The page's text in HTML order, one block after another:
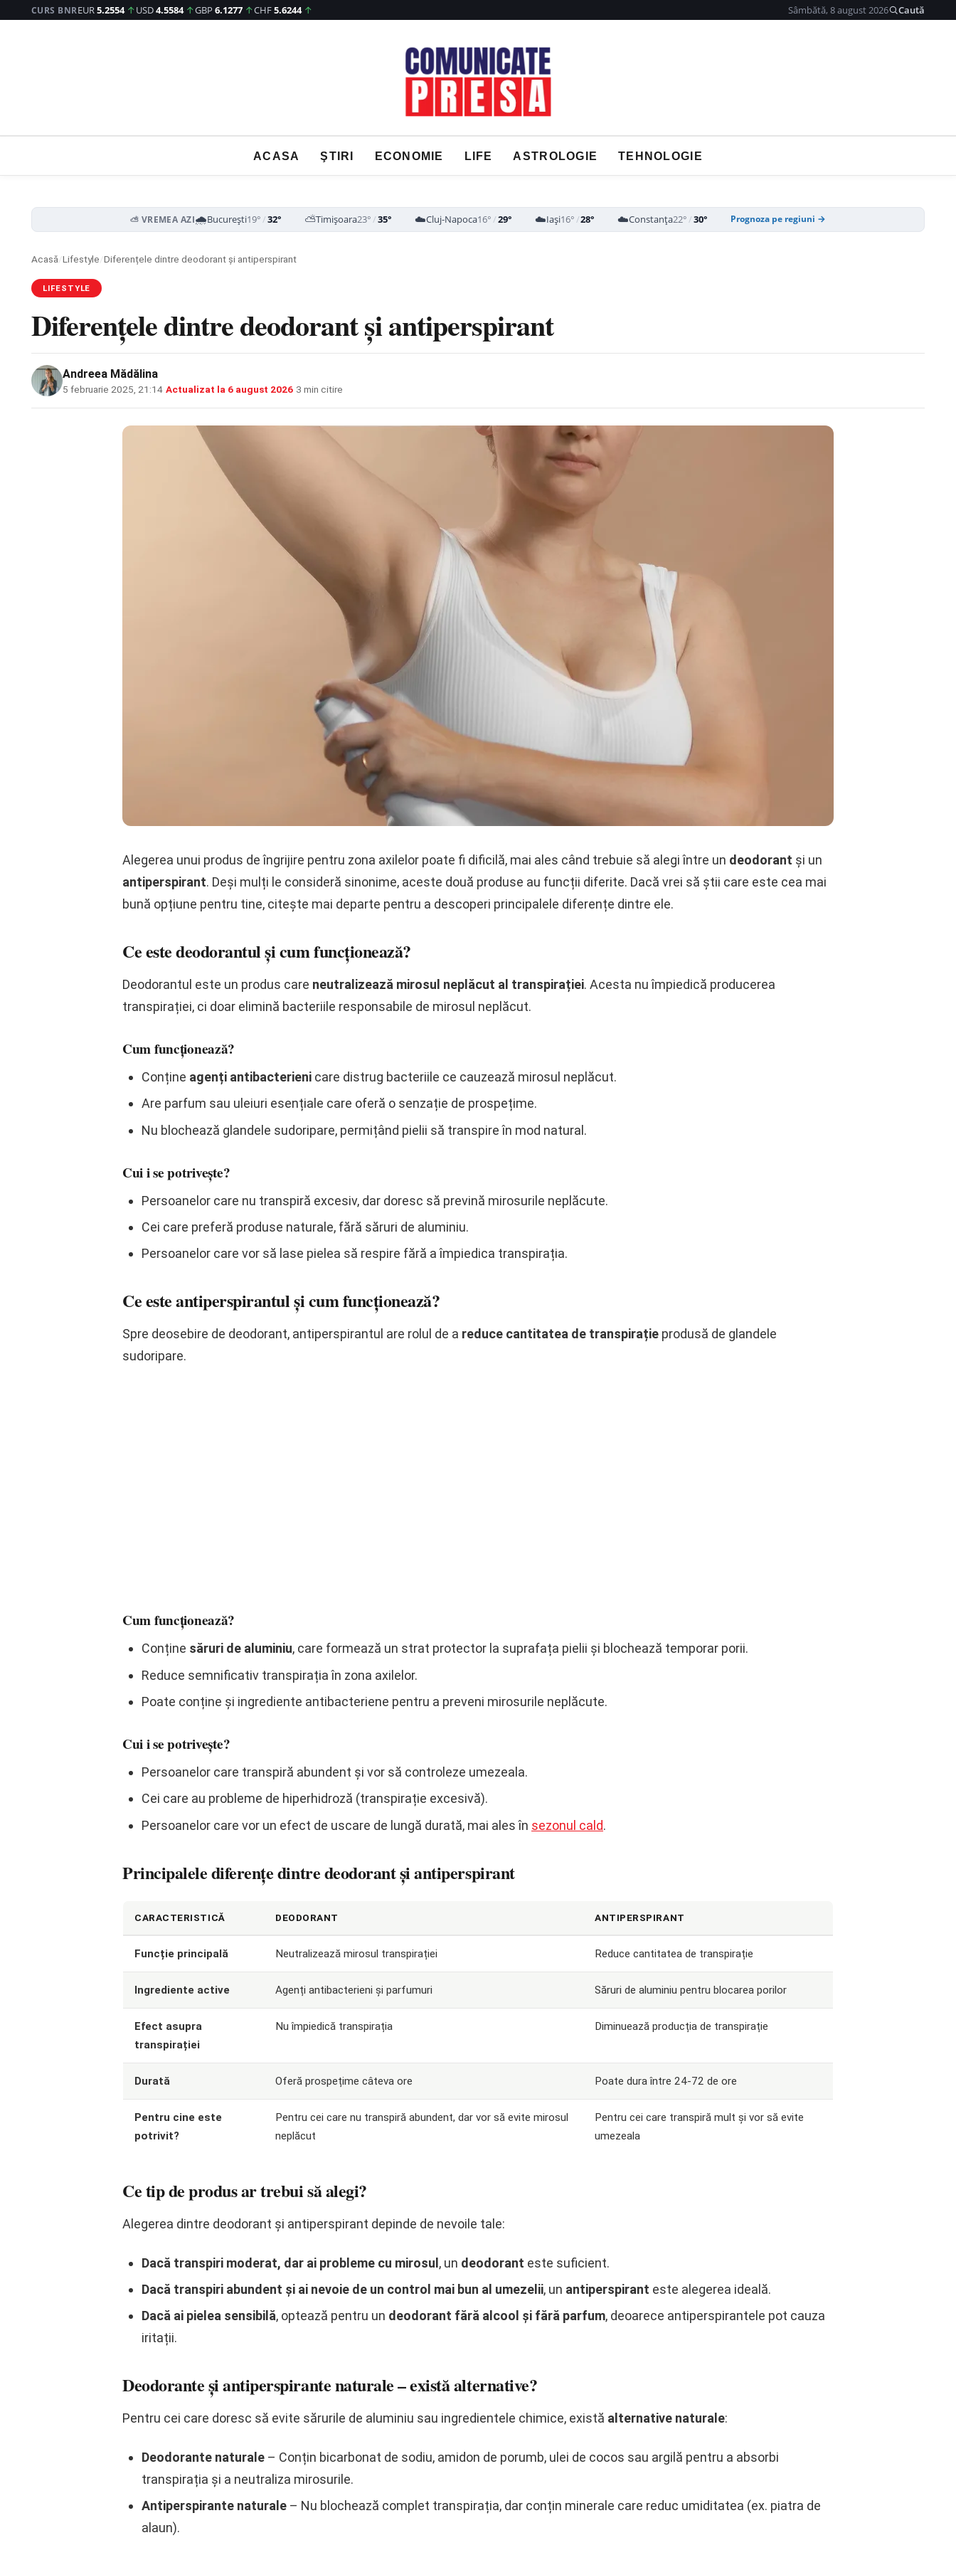
CURS BNR EUR5.2554 ↑USD4.5584 ↑GBP 6.1277 ↑CHF5.6244 ↑ Sâmbătă, 8 august 2026 Caută
ACASA ŞTIRI ECONOMIE LIFE ASTROLOGIE TEHNOLOGIE
⛅ VREMEA AZI🌧️București19°/32° ⛅Timișoara23°/35° ☁️Cluj-Napoca16°/29° ☁️Iași16°/28° ☁️Constanța22°/30° Prognoza pe regiuni →
Acasă/Lifestyle/Diferențele dintre deodorant și antiperspirant
LIFESTYLE
Diferențele dintre deodorant și antiperspirant
Andreea Mădălina
5 februarie 2025, 21:14 Actualizat la 6 august 2026 3 min citire
Alegerea unui produs de îngrijire pentru zona axilelor poate fi dificilă, mai ales când trebuie să alegi între un deodorant și un
antiperspirant. Deși mulți le consideră sinonime, aceste două produse au funcții diferite. Dacă vrei să știi care este cea mai
bună opțiune pentru tine, citește mai departe pentru a descoperi principalele diferențe dintre ele.
Ce este deodorantul și cum funcționează?
Deodorantul este un produs care neutralizează mirosul neplăcut al transpirației. Acesta nu împiedică producerea
transpirației, ci doar elimină bacteriile responsabile de mirosul neplăcut.
Cum funcționează?
Conține agenți antibacterieni care distrug bacteriile ce cauzează mirosul neplăcut.
Are parfum sau uleiuri esențiale care oferă o senzație de prospețime.
Nu blochează glandele sudoripare, permițând pielii să transpire în mod natural.
Cui i se potrivește?
Persoanelor care nu transpiră excesiv, dar doresc să prevină mirosurile neplăcute.
Cei care preferă produse naturale, fără săruri de aluminiu.
Persoanelor care vor să lase pielea să respire fără a împiedica transpirația.
Ce este antiperspirantul și cum funcționează?
Spre deosebire de deodorant, antiperspirantul are rolul de a reduce cantitatea de transpirație produsă de glandele
sudoripare.
Cum funcționează?
Conține săruri de aluminiu, care formează un strat protector la suprafața pielii și blochează temporar porii.
Reduce semnificativ transpirația în zona axilelor.
Poate conține și ingrediente antibacteriene pentru a preveni mirosurile neplăcute.
Cui i se potrivește?
Persoanelor care transpiră abundent și vor să controleze umezeala.
Cei care au probleme de hiperhidroză (transpirație excesivă).
Persoanelor care vor un efect de uscare de lungă durată, mai ales în sezonul cald.
Principalele diferențe dintre deodorant și antiperspirant
CARACTERISTICĂ DEODORANT ANTIPERSPIRANT
Funcție principală Neutralizează mirosul transpirației Reduce cantitatea de transpirație
Ingrediente active Agenți antibacterieni și parfumuri Săruri de aluminiu pentru blocarea porilor
Efect asupra
transpirației
Nu împiedică transpirația Diminuează producția de transpirație
Durată Oferă prospețime câteva ore Poate dura între 24-72 de ore
Pentru cine este
potrivit?
Pentru cei care nu transpiră abundent, dar vor să evite mirosul
neplăcut
Pentru cei care transpiră mult și vor să evite
umezeala
Ce tip de produs ar trebui să alegi?
Alegerea dintre deodorant și antiperspirant depinde de nevoile tale:
Dacă transpiri moderat, dar ai probleme cu mirosul, un deodorant este suficient.
Dacă transpiri abundent și ai nevoie de un control mai bun al umezelii, un antiperspirant este alegerea ideală.
Dacă ai pielea sensibilă, optează pentru un deodorant fără alcool și fără parfum, deoarece antiperspirantele pot cauza
iritații.
Deodorante și antiperspirante naturale – există alternative?
Pentru cei care doresc să evite sărurile de aluminiu sau ingredientele chimice, există alternative naturale:
Deodorante naturale – Conțin bicarbonat de sodiu, amidon de porumb, ulei de cocos sau argilă pentru a absorbi
transpirația și a neutraliza mirosurile.
Antiperspirante naturale – Nu blochează complet transpirația, dar conțin minerale care reduc umiditatea (ex. piatra de
alaun).